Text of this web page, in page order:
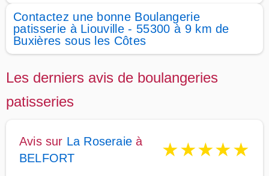
Contactez une bonne Boulangerie
patisserie à Liouville - 55300 à 9 km de
Buxières sous les Côtes
Les derniers avis de boulangeries
patisseries
Avis sur La Roseraie à
BELFORT
★★★★★